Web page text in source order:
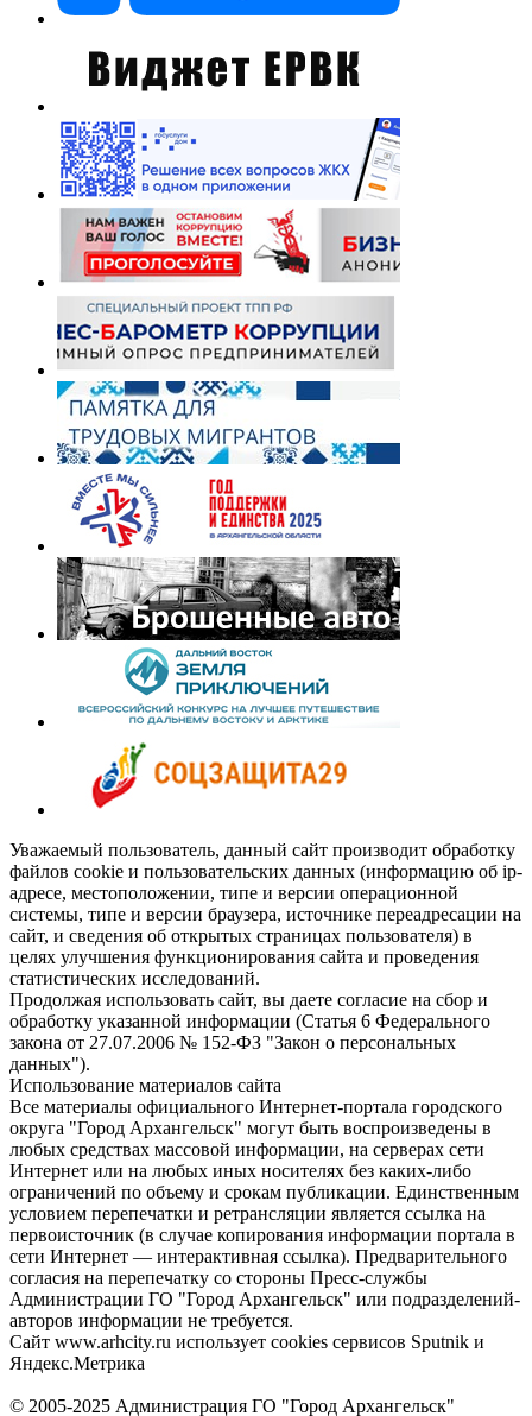
Уважаемый пользователь, данный сайт производит обработку
файлов cookie и пользовательских данных (информацию об ip-
адресе, местоположении, типе и версии операционной
системы, типе и версии браузера, источнике переадресации на
сайт, и сведения об открытых страницах пользователя) в
целях улучшения функционирования сайта и проведения
статистических исследований.
Продолжая использовать сайт, вы даете согласие на сбор и
обработку указанной информации (Статья 6 Федерального
закона от 27.07.2006 № 152-ФЗ "Закон о персональных
данных").
Использование материалов сайта
Все материалы официального Интернет-портала городского
округа "Город Архангельск" могут быть воспроизведены в
любых средствах массовой информации, на серверах сети
Интернет или на любых иных носителях без каких-либо
ограничений по объему и срокам публикации. Единственным
условием перепечатки и ретрансляции является ссылка на
первоисточник (в случае копирования информации портала в
сети Интернет — интерактивная ссылка). Предварительного
согласия на перепечатку со стороны Пресс-службы
Администрации ГО "Город Архангельск" или подразделений-
авторов информации не требуется.
Сайт www.arhcity.ru использует cookies сервисов Sputnik и
Яндекс.Метрика
© 2005-2025 Администрация ГО "Город Архангельск"